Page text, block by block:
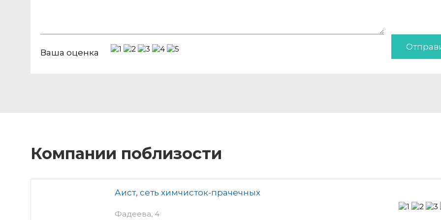
Ваша оценка
Компании поблизости
Аист, сеть химчисток-прачечных
Фадеева, 4